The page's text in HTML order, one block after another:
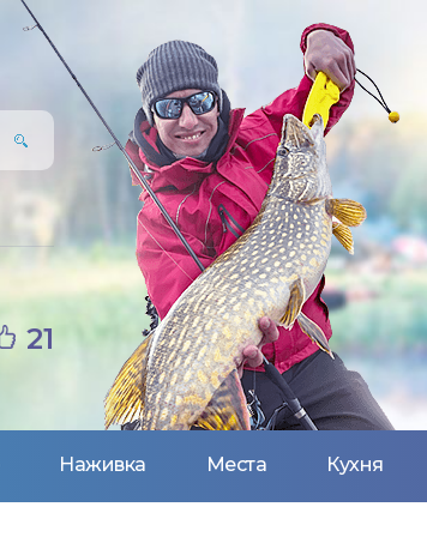
Наживка Места Кухня
21